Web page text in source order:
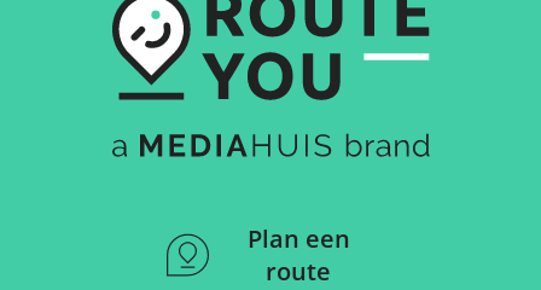
Plan een
route